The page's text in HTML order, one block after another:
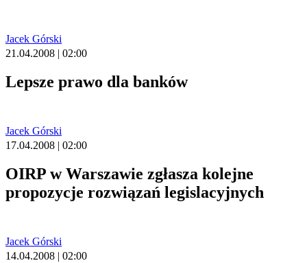
Jacek Górski
21.04.2008 | 02:00
Lepsze prawo dla banków
Jacek Górski
17.04.2008 | 02:00
OIRP w Warszawie zgłasza kolejne
propozycje rozwiązań legislacyjnych
Jacek Górski
14.04.2008 | 02:00